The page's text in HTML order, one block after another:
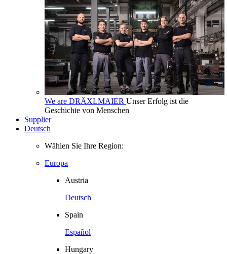
We are DRÄXLMAIER Unser Erfolg ist die
Geschichte von Menschen
Supplier
Deutsch
Wählen Sie Ihre Region:
Europa
Austria
Deutsch
Spain
Español
Hungary